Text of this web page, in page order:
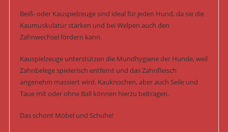
Beiß- oder Kauspielzeuge sind ideal für jeden Hund, da sie die
Kaumuskulatur stärken und bei Welpen auch den
Zahnwechsel fördern kann.
Kauspielzeuge unterstützen die Mundhygiene der Hunde, weil
Zahnbelege spielerisch entfernt und das Zahnfleisch
angenehm massiert wird. Kauknochen, aber auch Seile und
Taue mit oder ohne Ball können hierzu beitragen.
Das schont Möbel und Schuhe!